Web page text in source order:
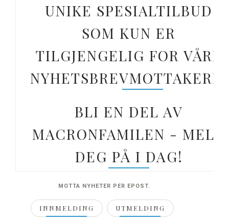
UNIKE SPESIALTILBUD
SOM KUN ER
TILGJENGELIG FOR VÅRE
NYHETSBREVMOTTAKERE.
BLI EN DEL AV
MACRONFAMILEN - MELD
DEG PÅ I DAG!
MOTTA NYHETER PER EPOST.
INNMELDING UTMELDING